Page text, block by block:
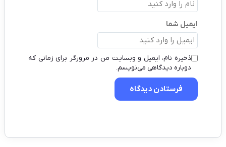
ایمیل شما
ذخیره نام، ایمیل و وبسایت من در مرورگر برای زمانی که
دوباره دیدگاهی می‌نویسم.